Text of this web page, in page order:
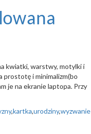
kwiatki, warstwy, motylki i
prostotę i minimalizm(bo
je na ekranie laptopa. Przy
,kartka,urodziny,wyzwanie